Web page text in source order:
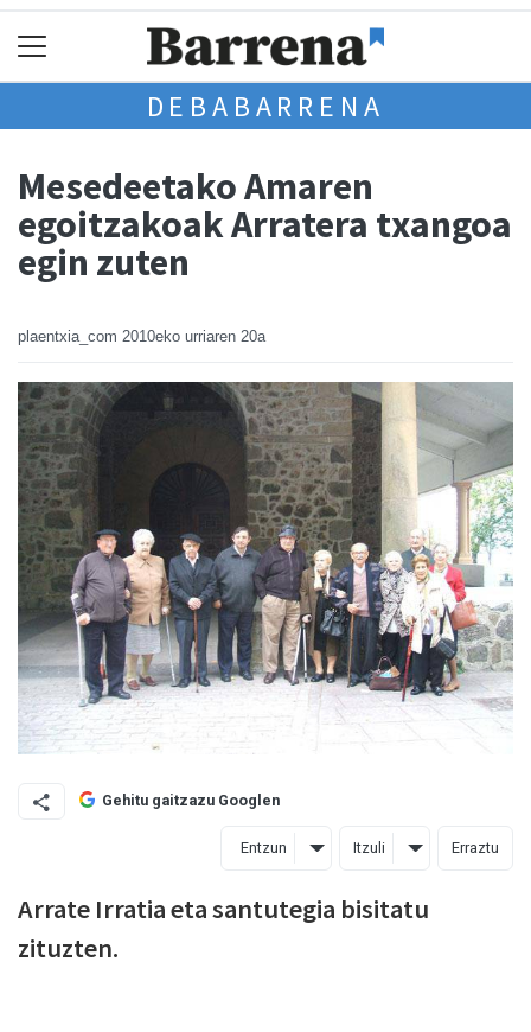
DEBABARRENA
Mesedeetako Amaren
egoitzakoak Arratera txangoa
egin zuten
plaentxia_com 2010eko urriaren 20a
Gehitu gaitzazu Googlen
Entzun Itzuli Erraztu
Arrate Irratia eta santutegia bisitatu
zituzten.